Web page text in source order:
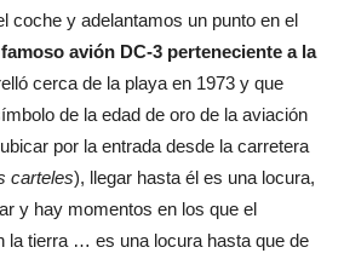
coche y adelantamos un punto en el
avión DC-3 perteneciente a la
cerca de la playa en 1973 y que
de la edad de oro de la aviación
por la entrada desde la carretera
carteles), llegar hasta él es una locura,
y hay momentos en los que el
la tierra … es una locura hasta que de